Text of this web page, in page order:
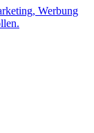
Werbung